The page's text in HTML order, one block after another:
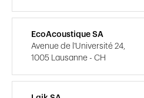
EcoAcoustique SA
Avenue de l'Université 24,
1005 Lausanne - CH